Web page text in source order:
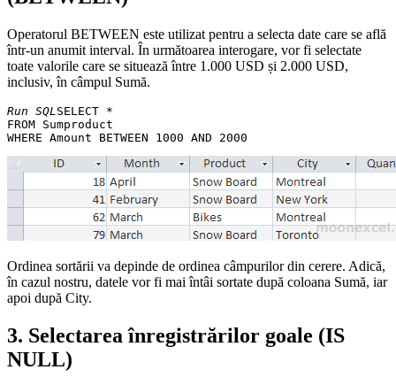
Operatorul BETWEEN este utilizat pentru a selecta date care se află
într-un anumit interval. În următoarea interogare, vor fi selectate
toate valorile care se situează între 1.000 USD și 2.000 USD,
inclusiv, în câmpul Sumă.
Run SQLSELECT *
FROM Sumproduct
Ordinea sortării va depinde de ordinea câmpurilor din cerere. Adică,
în cazul nostru, datele vor fi mai întâi sortate după coloana Sumă, iar
apoi după City.
3. Selectarea înregistrărilor goale (IS
NULL)